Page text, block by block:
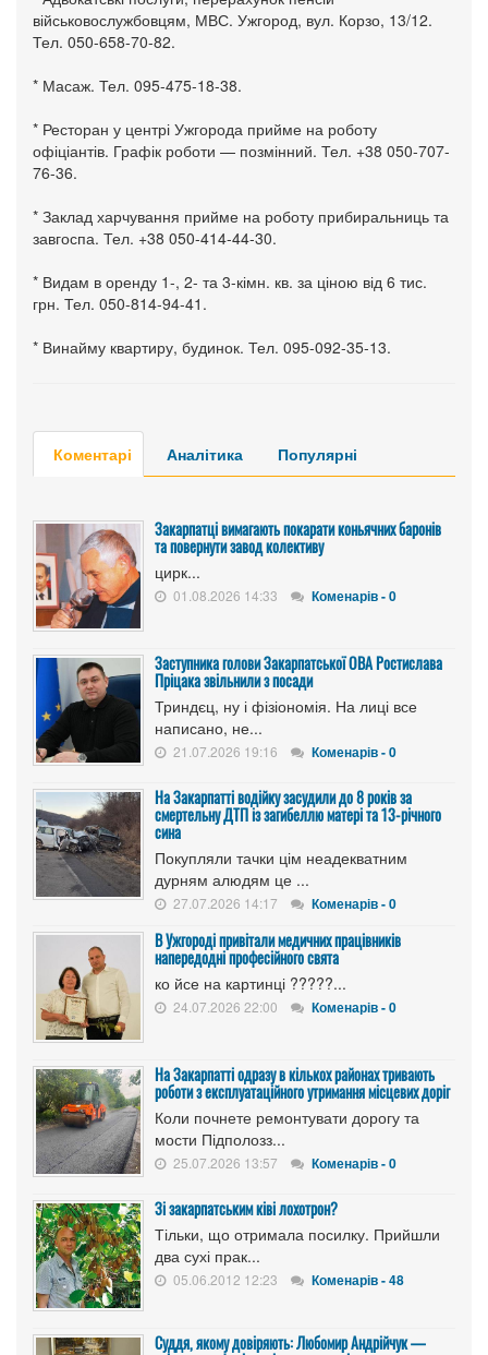
військовослужбовцям, МВС. Ужгород, вул. Корзо, 13/12.
Тел. 050-658-70-82.
* Масаж. Тел. 095-475-18-38.
* Ресторан у центрі Ужгорода прийме на роботу
офіціантів. Графік роботи — позмінний. Тел. +38 050-707-
76-36.
* Заклад харчування прийме на роботу прибиральниць та
завгоспа. Тел. +38 050-414-44-30.
* Видам в оренду 1-, 2- та 3-кімн. кв. за ціною від 6 тис.
грн. Тел. 050-814-94-41.
* Винайму квартиру, будинок. Тел. 095-092-35-13.
Коментарі Аналітика Популярні
Закарпатці вимагають покарати коньячних баронів
та повернути завод колективу
цирк...
01.08.2026 14:33 Коменарів - 0
Заступника голови Закарпатської ОВА Ростислава
Пріцака звільнили з посади
Триндєц, ну і фізіономія. На лиці все
написано, не...
21.07.2026 19:16 Коменарів - 0
На Закарпатті водійку засудили до 8 років за
смертельну ДТП із загибеллю матері та 13-річного
сина
Покупляли тачки цім неадекватним
дурням алюдям це ...
27.07.2026 14:17 Коменарів - 0
В Ужгороді привітали медичних працівників
напередодні професійного свята
ко йсе на картинці ?????...
24.07.2026 22:00 Коменарів - 0
На Закарпатті одразу в кількох районах тривають
роботи з експлуатаційного утримання місцевих доріг
Коли почнете ремонтувати дорогу та
мости Підполозз...
25.07.2026 13:57 Коменарів - 0
Зі закарпатським ківі лохотрон?
Тільки, що отримала посилку. Прийшли
два сухі прак...
05.06.2012 12:23 Коменарів - 48
Суддя, якому довіряють: Любомир Андрійчук —